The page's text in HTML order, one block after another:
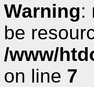
Warning:
be
/www/
on line 7